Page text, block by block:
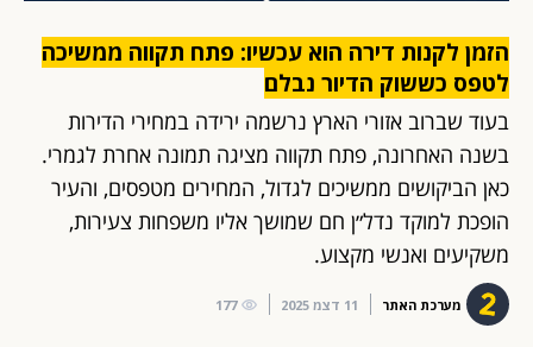
הזמן לקנות דירה הוא עכשיו: פתח תקווה ממשיכה
לטפס כששוק הדיור נבלם
בעוד שברוב אזורי הארץ נרשמה ירידה במחירי הדירות
בשנה האחרונה, פתח תקווה מציגה תמונה אחרת לגמרי.
כאן הביקושים ממשיכים לגדול, המחירים מטפסים, והעיר
הופכת למוקד נדל״ן חם שמושך אליו משפחות צעירות,
משקיעים ואנשי מקצוע.
מערכת האתר 11 דצמ 2025 177